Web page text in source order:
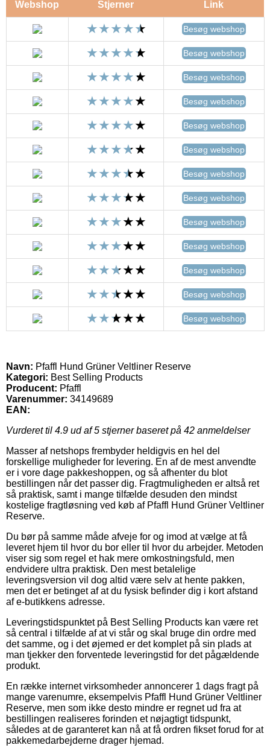
Webshop Stjerner Link
Besøg webshop
Besøg webshop
Besøg webshop
Besøg webshop
Besøg webshop
Besøg webshop
Besøg webshop
Besøg webshop
Besøg webshop
Besøg webshop
Besøg webshop
Besøg webshop
Besøg webshop
Navn: Pfaffl Hund Grüner Veltliner Reserve
Kategori: Best Selling Products
Producent: Pfaffl
Varenummer: 34149689
EAN:
Vurderet til 4.9 ud af 5 stjerner baseret på 42 anmeldelser
Masser af netshops frembyder heldigvis en hel del
forskellige muligheder for levering. En af de mest anvendte
er i vore dage pakkeshoppen, og så afhenter du blot
bestillingen når det passer dig. Fragtmuligheden er altså ret
så praktisk, samt i mange tilfælde desuden den mindst
kostelige fragtløsning ved køb af Pfaffl Hund Grüner Veltliner
Reserve.
Du bør på samme måde afveje for og imod at vælge at få
leveret hjem til hvor du bor eller til hvor du arbejder. Metoden
viser sig som regel et hak mere omkostningsfuld, men
endvidere ultra praktisk. Den mest betalelige
leveringsversion vil dog altid være selv at hente pakken,
men det er betinget af at du fysisk befinder dig i kort afstand
af e-butikkens adresse.
Leveringstidspunktet på Best Selling Products kan være ret
så central i tilfælde af at vi står og skal bruge din ordre med
det samme, og i det øjemed er det komplet på sin plads at
man tjekker den forventede leveringstid for det pågældende
produkt.
En række internet virksomheder annoncerer 1 dags fragt på
mange varenumre, eksempelvis Pfaffl Hund Grüner Veltliner
Reserve, men som ikke desto mindre er regnet ud fra at
bestillingen realiseres forinden et nøjagtigt tidspunkt,
således at de garanteret kan nå at få ordren fikset forud for at
pakkemedarbejderne drager hjemad.